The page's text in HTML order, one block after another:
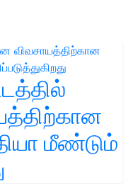
மீண்டும்